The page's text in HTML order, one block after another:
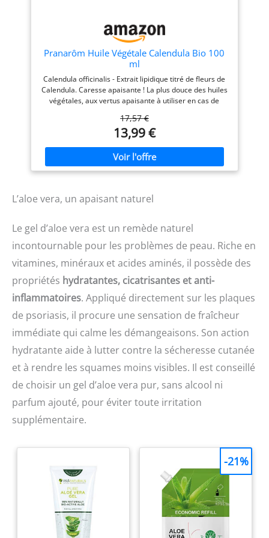
Pranarôm Huile Végétale Calendula Bio 100
ml
Calendula officinalis - Extrait lipidique titré de fleurs de
Calendula. Caresse apaisante ! La plus douce des huiles
végétales, aux vertus apaisante à utiliser en cas de
peaux fragiles. Ce sont surtout les insaponifiables et
phytostérols contenus dans cet extrait lipidique qui en
de Bébé et des peaux sensibles, pour apaiser le feu, ou
calmer la peau qui gratouille Une huile facile à utiliser et
sûre, qui agit toute seule ou, pour les bobos des adultes,
agissant dans la même direction (lavande aspic, ciste
complète
17,57 €
13,99 €
L’aloe vera, un apaisant naturel
Le gel d’aloe vera est un remède naturel
incontournable pour les problèmes de peau. Riche en
vitamines, minéraux et acides aminés, il possède des
propriétés hydratantes, cicatrisantes et anti-
inflammatoires. Appliqué directement sur les plaques
de psoriasis, il procure une sensation de fraîcheur
immédiate qui calme les démangeaisons. Son action
hydratante aide à lutter contre la sécheresse cutanée
et à rendre les squames moins visibles. Il est conseillé
de choisir un gel d’aloe vera pur, sans alcool ni
parfum ajouté, pour éviter toute irritation
supplémentaire.
-21%